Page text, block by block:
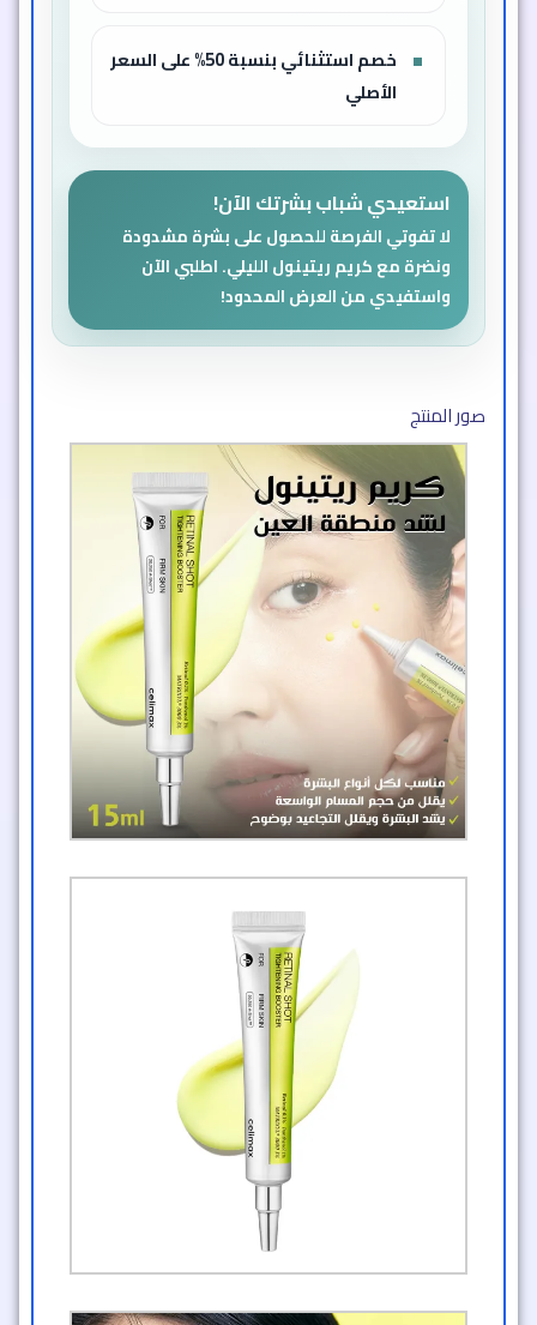
خصم استثنائي بنسبة 50% على السعر
الأصلي
استعيدي شباب بشرتك الآن!
لا تفوتي الفرصة للحصول على بشرة مشدودة
ونضرة مع كريم ريتينول الليلي. اطلبي الآن
واستفيدي من العرض المحدود!
صور المنتج​